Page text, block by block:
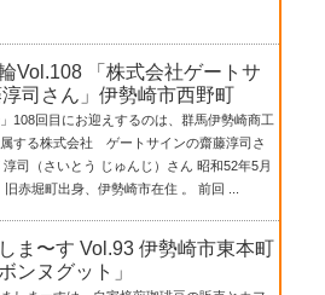
Vol.108 「株式会社ゲートサ
司さん」伊勢崎市西野町
」108回目にお迎えするのは、群馬伊勢崎商工
する株式会社 ゲートサインの齋藤淳司さ
淳司（さいとう じゅんじ）さん 昭和52年5月
赤堀町出身、伊勢崎市在住 。 前回 ...
ま〜す Vol.93 伊勢崎市東本町
ンヌグット」